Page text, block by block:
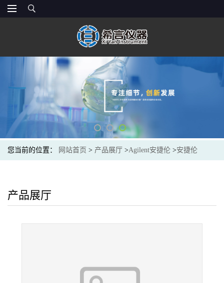
您当前的位置： 网站首页 > 产品展厅 >Agilent安捷伦 >安捷伦
Swagelok 短接头
产品展厅